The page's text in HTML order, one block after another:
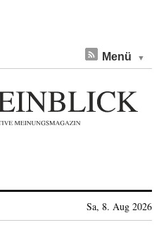
Menü
Sa, 8. Aug 2026